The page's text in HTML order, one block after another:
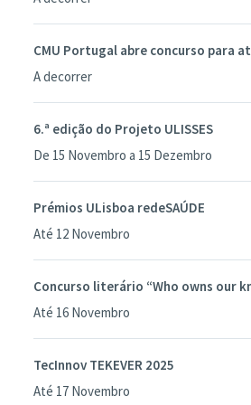
CMU Portugal abre concurso para
A decorrer
6.ª edição do Projeto ULISSES
De 15 Novembro a 15 Dezembro
Prémios ULisboa redeSAÚDE
Até 12 Novembro
Concurso literário “Who owns our
Até 16 Novembro
TecInnov TEKEVER 2025
Até 17 Novembro